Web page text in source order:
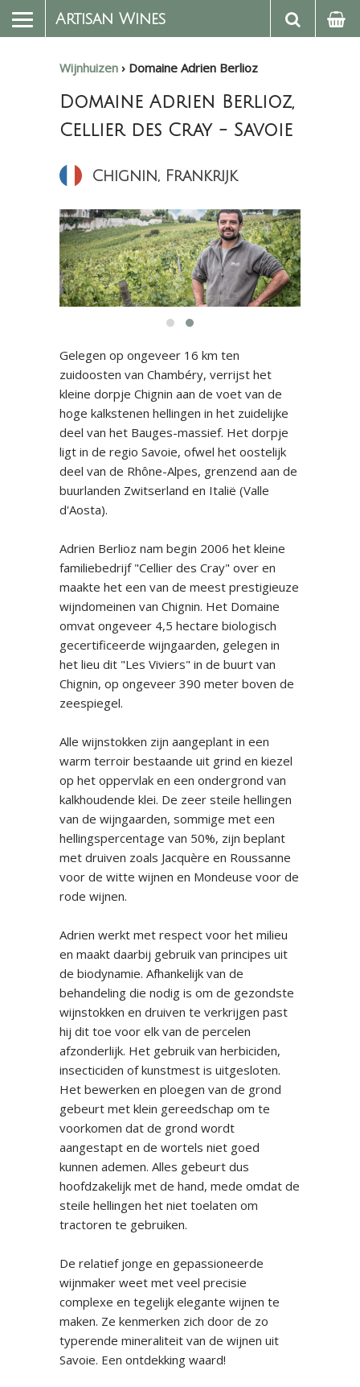
Artisan Wines
Wijnhuizen › Domaine Adrien Berlioz
Domaine Adrien Berlioz,
Cellier des Cray - Savoie
Chignin, Frankrijk
Gelegen op ongeveer 16 km ten
zuidoosten van Chambéry, verrijst het
kleine dorpje Chignin aan de voet van de
hoge kalkstenen hellingen in het zuidelijke
deel van het Bauges-massief. Het dorpje
ligt in de regio Savoie, ofwel het oostelijk
deel van de Rhône-Alpes, grenzend aan de
buurlanden Zwitserland en Italië (Valle
d'Aosta).
Adrien Berlioz nam begin 2006 het kleine
familiebedrijf "Cellier des Cray" over en
maakte het een van de meest prestigieuze
wijndomeinen van Chignin. Het Domaine
omvat ongeveer 4,5 hectare biologisch
gecertificeerde wijngaarden, gelegen in
het lieu dit "Les Viviers" in de buurt van
Chignin, op ongeveer 390 meter boven de
zeespiegel.
Alle wijnstokken zijn aangeplant in een
warm terroir bestaande uit grind en kiezel
op het oppervlak en een ondergrond van
kalkhoudende klei. De zeer steile hellingen
van de wijngaarden, sommige met een
hellingspercentage van 50%, zijn beplant
met druiven zoals Jacquère en Roussanne
voor de witte wijnen en Mondeuse voor de
rode wijnen.
Adrien werkt met respect voor het milieu
en maakt daarbij gebruik van principes uit
de biodynamie. Afhankelijk van de
behandeling die nodig is om de gezondste
wijnstokken en druiven te verkrijgen past
hij dit toe voor elk van de percelen
afzonderlijk. Het gebruik van herbiciden,
insecticiden of kunstmest is uitgesloten.
Het bewerken en ploegen van de grond
gebeurt met klein gereedschap om te
voorkomen dat de grond wordt
aangestapt en de wortels niet goed
kunnen ademen. Alles gebeurt dus
hoofdzakelijk met de hand, mede omdat de
steile hellingen het niet toelaten om
tractoren te gebruiken.
De relatief jonge en gepassioneerde
wijnmaker weet met veel precisie
complexe en tegelijk elegante wijnen te
maken. Ze kenmerken zich door de zo
typerende mineraliteit van de wijnen uit
Savoie. Een ontdekking waard!